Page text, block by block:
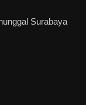
Surabaya